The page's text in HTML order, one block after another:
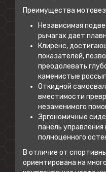
Преимущества
Независимая
рычагах дает
Клиренс,
показателей,
преодолевать
каменистые
Откидной
вместимости
незаменимого
Эргономичные
панель
полноценного
В отличие от
ориентирована на